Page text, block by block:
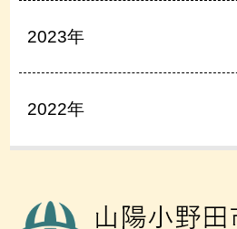
2023年
2022年